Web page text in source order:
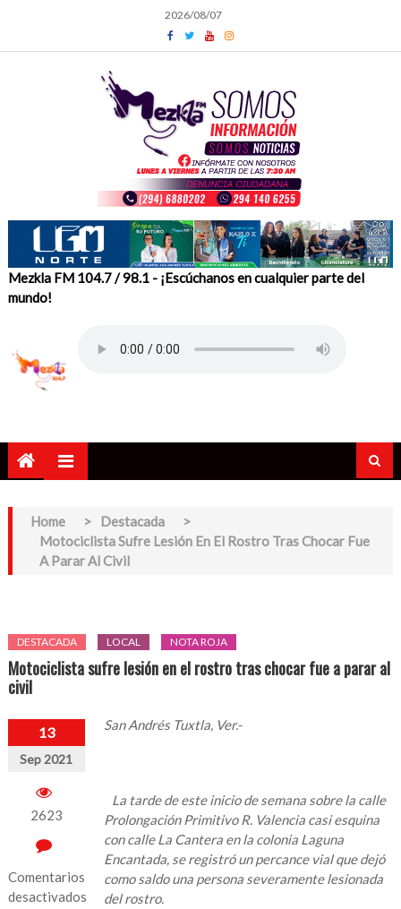
content
2026/08/07
Mezkla FM 104.7 / 98.1 - ¡Escúchanos en cualquier parte del
mundo!
Home > Destacada
>
Motociclista Sufre Lesión En El Rostro Tras Chocar Fue
A Parar Al Civil
DESTACADA LOCAL NOTA ROJA
Motociclista sufre lesión en el rostro tras chocar fue a parar al
civil
13
Sep 2021
2623
Comentarios
desactivados
San Andrés Tuxtla, Ver.-
La tarde de este inicio de semana sobre la calle
Prolongación Primitivo R. Valencia casi esquina
con calle La Cantera en la colonia Laguna
Encantada, se registró un percance vial que dejó
como saldo una persona severamente lesionada
del rostro.